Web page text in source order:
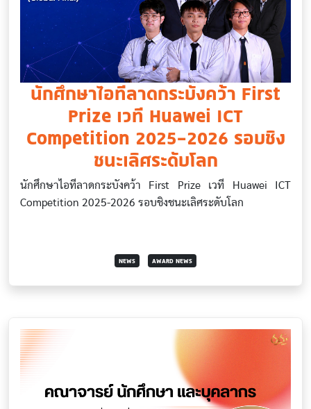
นักศึกษาไอทีลาดกระบังคว้า First
Prize เวที Huawei ICT
Competition 2025-2026 รอบชิง
ชนะเลิศระดับโลก
นักศึกษาไอทีลาดกระบังคว้า First Prize เวที Huawei ICT
Competition 2025-2026 รอบชิงชนะเลิศระดับโลก
NEWS AWARD NEWS